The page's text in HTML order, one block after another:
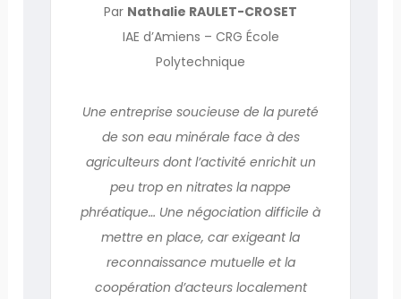
Par Nathalie RAULET-CROSET
IAE d’Amiens – CRG École
Polytechnique
Une entreprise soucieuse de la pureté
de son eau minérale face à des
agriculteurs dont l’activité enrichit un
peu trop en nitrates la nappe
phréatique… Une négociation difficile à
mettre en place, car exigeant la
reconnaissance mutuelle et la
coopération d’acteurs localement